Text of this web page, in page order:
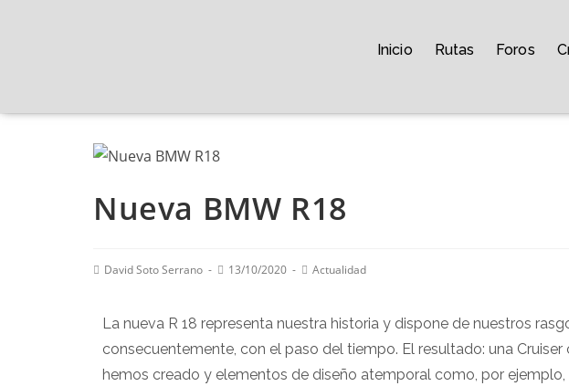
Inicio Rutas Foros
Nueva BMW R18
David Soto Serrano 13/10/2020 Actualidad
La nueva R 18 representa nuestra historia y dispone de nuestros
consecuentemente, con el paso del tiempo. El resultado: una
hemos creado y elementos de diseño atemporal como, por ejemplo,